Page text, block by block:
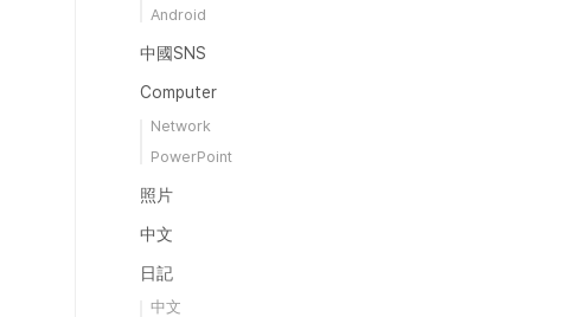
Android
中國SNS
Computer
Network
PowerPoint
照片
中文
日記
中文